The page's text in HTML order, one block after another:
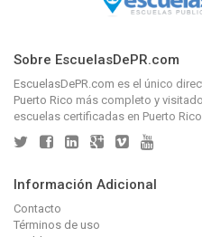
Sobre EscuelasDePR.com
EscuelasDePR.com es el único
Puerto Rico más completo y
escuelas certificadas en Puerto Rico.
Información Adicional
Contacto
Términos de uso